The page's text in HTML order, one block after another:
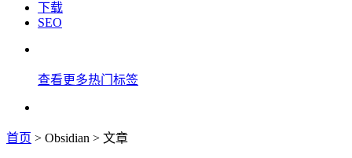
下载
SEO
查看更多热门标签
首页 > Obsidian > 文章